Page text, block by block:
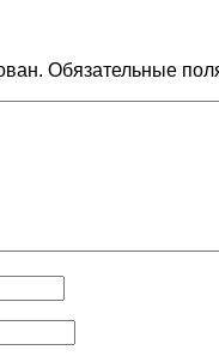
Обязательные